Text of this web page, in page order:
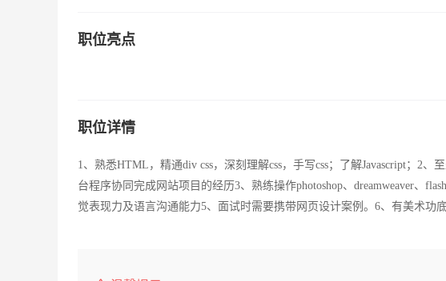
职位亮点
职位详情
1、熟悉HTML，精通div css，深刻理解css，手写css；了解Javascript；2
台程序协同完成网站项目的经历3、熟练操作photoshop、dreamweaver、
觉表现力及语言沟通能力5、面试时需要携带网页设计案例。6、有美术功